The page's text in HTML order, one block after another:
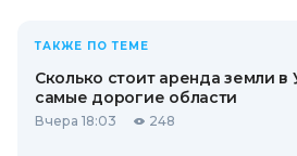
ТАКЖЕ ПО ТЕМЕ
Сколько стоит аренда земли в
самые дорогие области
Вчера 18:03 248